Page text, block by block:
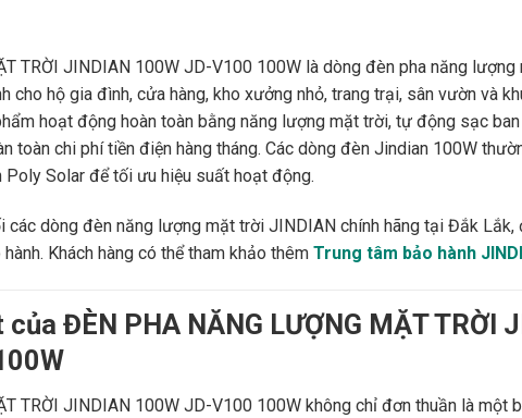
TRỜI JINDIAN 100W JD-V100 100W là dòng đèn pha năng
cho hộ gia đình, cửa hàng, kho xưởng nhỏ, trang trại, sân vườn và
hoạt động hoàn toàn bằng năng lượng mặt trời, tự động sạc
toàn chi phí tiền điện hàng tháng. Các dòng đèn Jindian 100W
Poly Solar để tối ưu hiệu suất hoạt động.
các dòng đèn năng lượng mặt trời JINDIAN chính hãng tại Đắk
Khách hàng có thể tham khảo thêm Trung tâm bảo hành
ĐÈN PHA NĂNG LƯỢNG MẶT TRỜI
TRỜI JINDIAN 100W JD-V100 100W không chỉ đơn thuần là một